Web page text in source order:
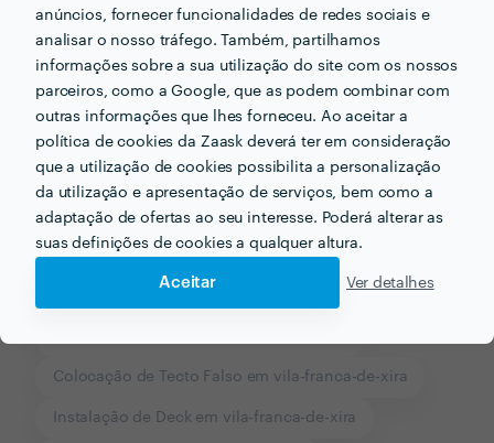
anúncios, fornecer funcionalidades de redes sociais e
analisar o nosso tráfego. Também, partilhamos
informações sobre a sua utilização do site com os nossos
parceiros, como a Google, que as podem combinar com
outras informações que lhes forneceu. Ao aceitar a
política de cookies da Zaask deverá ter em consideração
que a utilização de cookies possibilita a personalização
da utilização e apresentação de serviços, bem como a
adaptação de ofertas ao seu interesse. Poderá alterar as
suas definições de cookies a qualquer altura.
Aceitar Ver detalhes
Outros serviços proporcionados por
AMFMB, Building
Sociedade de Construções, Lda
Remodelações em vila-franca-de-xira
Pintores em vila-franca-de-xira
Remodelar Cozinha em vila-franca-de-xira
Construção de Casa Pré-fabricada em vila-franca-de-
Colocação de Tecto Falso em vila-franca-de-xira
Instalação de Deck em vila-franca-de-xira